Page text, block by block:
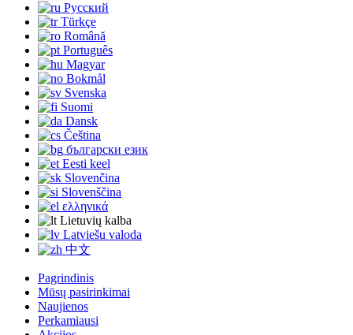
Русский
Türkçe
Română
Português
Magyar
Bokmål
Svenska
Suomi
Dansk
Čeština
български език
Eesti keel
Slovenčina
Slovenščina
ελληνικά
Lietuvių kalba
Latviešu valoda
中文
Pagrindinis
Mūsų pasirinkimai
Naujienos
Perkamiausi